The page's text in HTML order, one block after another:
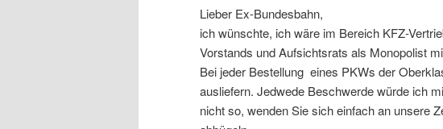
Lieber Ex-Bundesbahn,
ich wünschte, ich wäre im Bereich KFZ-
Vorstands und Aufsichtsrats als Monopolist
Bei jeder Bestellung eines PKWs der
ausliefern. Jedwede Beschwerde würde ich
nicht so, wenden Sie sich einfach an unsere